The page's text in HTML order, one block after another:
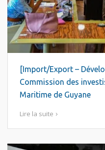
[Import/Export –
Commission des
Maritime de Guyane
Lire la suite